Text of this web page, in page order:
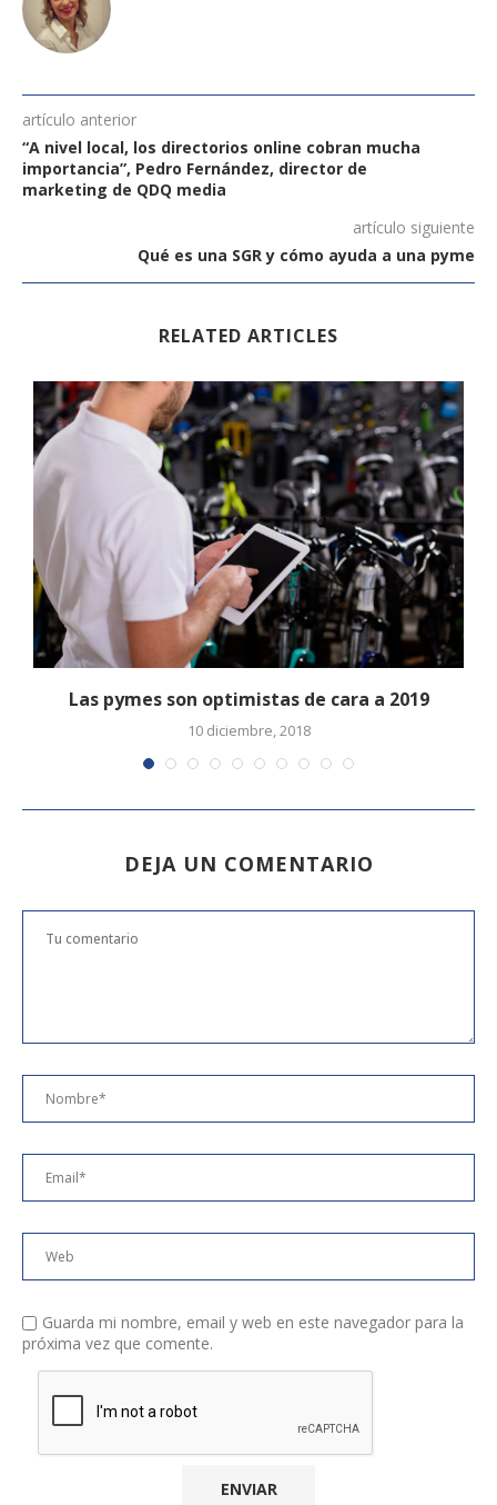
artículo anterior
“A nivel local, los directorios online cobran mucha
importancia”, Pedro Fernández, director de
marketing de QDQ media
artículo siguiente
Qué es una SGR y cómo ayuda a una pyme
RELATED ARTICLES
Las pymes son optimistas de cara a 2019
10 diciembre, 2018
DEJA UN COMENTARIO
Guarda mi nombre, email y web en este navegador para la
próxima vez que comente.